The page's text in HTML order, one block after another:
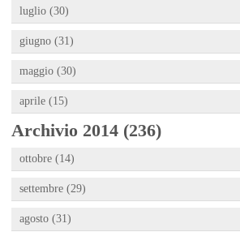
luglio (30)
giugno (31)
maggio (30)
aprile (15)
Archivio 2014 (236)
ottobre (14)
settembre (29)
agosto (31)